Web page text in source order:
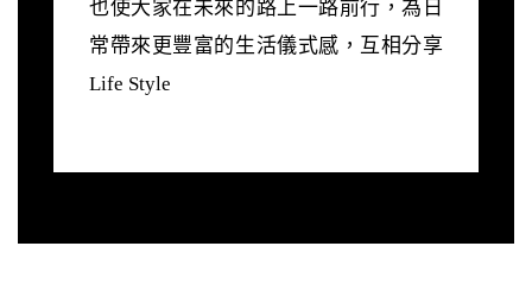
也使大家在未來的路上一路前行，為日
常帶來更豐富的生活儀式感，互相分享
Life Style